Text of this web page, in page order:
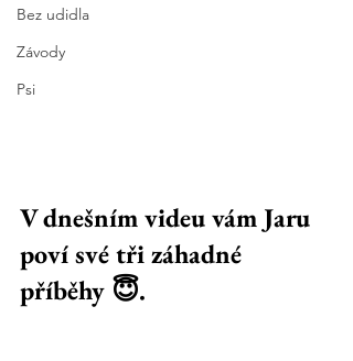
Bez udidla
Závody
Psi
V dnešním videu vám Jaru
poví své tři záhadné
příběhy 😇.